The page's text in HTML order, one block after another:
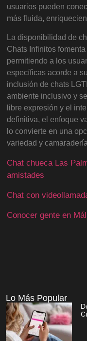
usuarios pueden
más fluida,
La disponibilidad de
Chats Infinitos
permitiendo a los
específicas acorde a
inclusión de chats
ambiente inclusivo y
libre expresión y el
definitiva, el enfoque
lo convierte en una
variedad y
Chat chueca Las
amistades
Chat con
Conocer gente en
Lo Más Popular